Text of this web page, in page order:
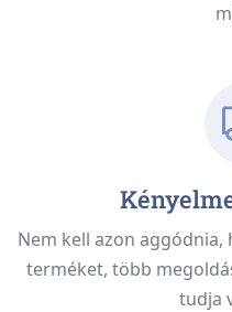
Nem kell azon
terméket, több
tudja